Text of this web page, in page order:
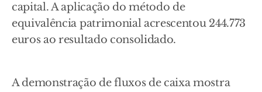
capital. A aplicação do método de
equivalência patrimonial acrescentou 244.773
euros ao resultado consolidado.
A demonstração de fluxos de caixa mostra